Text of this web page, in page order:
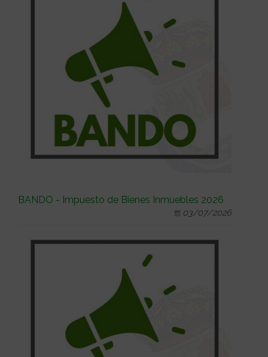
BANDO - Impuesto de Bienes Inmuebles 2026
03/07/2026